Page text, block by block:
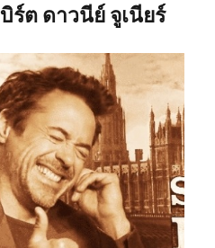
ร์ต ดาวนีย์ จูเนียร์